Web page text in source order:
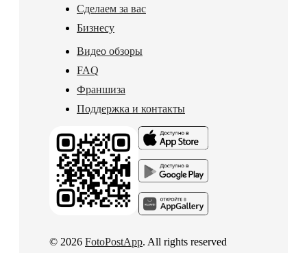
Сделаем за вас
Бизнесу
Видео обзоры
FAQ
Франшиза
Поддержка и контакты
© 2026 FotoPostApp. All rights reserved